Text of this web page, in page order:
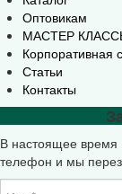
Оптовикам
МАСТЕР
Корпоративная
Статьи
Контакты
В настоящее время
телефон и мы